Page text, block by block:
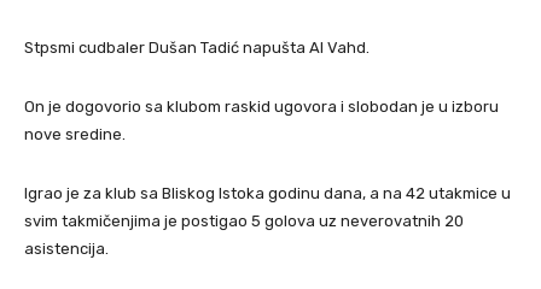
Stpsmi cudbaler Dušan Tadić napušta Al Vahd.
On je dogovorio sa klubom raskid ugovora i slobodan je u izboru
nove sredine.
Igrao je za klub sa Bliskog Istoka godinu dana, a na 42 utakmice u
svim takmičenjima je postigao 5 golova uz neverovatnih 20
asistencija.